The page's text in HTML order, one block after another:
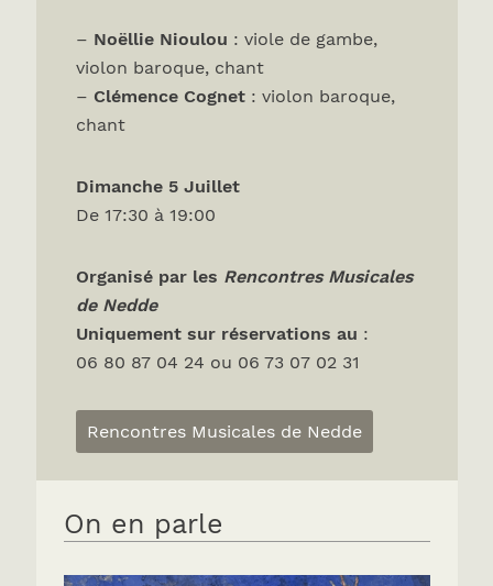
– Noëllie Nioulou : viole de gambe,
violon baroque, chant
– Clémence Cognet: violon baroque,
chant
Dimanche 5 Juillet
De 17:30 à 19:00
Organisé par les Rencontres Musicales
de Nedde
Uniquement sur réservations au :
06 80 87 04 24 ou 06 73 07 02 31
Rencontres Musicales de Nedde
On en parle